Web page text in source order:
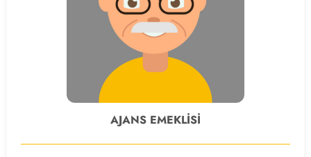
AJANS EMEKLİSİ